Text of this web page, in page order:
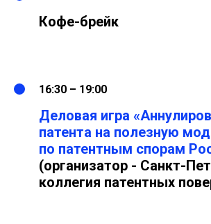
Кофе-брейк
16:30 – 19:00
Деловая игра
патента на полезную
по патентным спорам
(организатор - Санкт-
коллегия патентных